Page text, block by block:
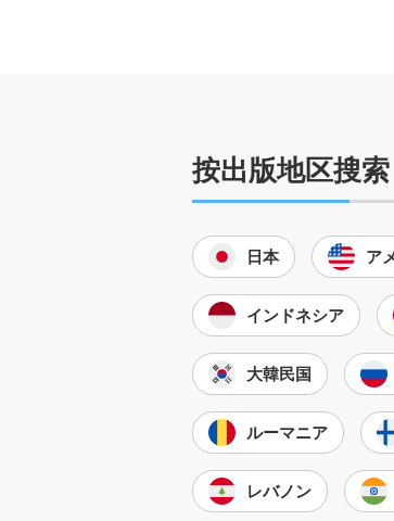
按出版地区搜索
日本 ア
インドネシア
大韓民国
ルーマニア
レバノン